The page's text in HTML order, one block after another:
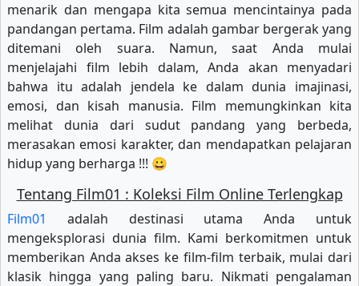
menarik dan mengapa kita semua mencintainya pada
pandangan pertama. Film adalah gambar bergerak yang
ditemani oleh suara. Namun, saat Anda mulai
menjelajahi film lebih dalam, Anda akan menyadari
bahwa itu adalah jendela ke dalam dunia imajinasi,
emosi, dan kisah manusia. Film memungkinkan kita
melihat dunia dari sudut pandang yang berbeda,
merasakan emosi karakter, dan mendapatkan pelajaran
hidup yang berharga !!! 😀
Tentang Film01 : Koleksi Film Online Terlengkap
Film01
adalah destinasi utama Anda untuk
mengeksplorasi dunia film. Kami berkomitmen untuk
memberikan Anda akses ke film-film terbaik, mulai dari
klasik hingga yang paling baru. Nikmati pengalaman